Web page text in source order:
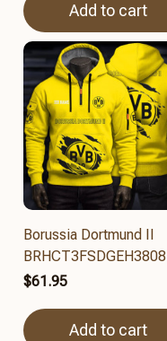
Add to cart
Borussia Dortmund II
BRHCT3FSDGEH3808
$61.95
Add to cart